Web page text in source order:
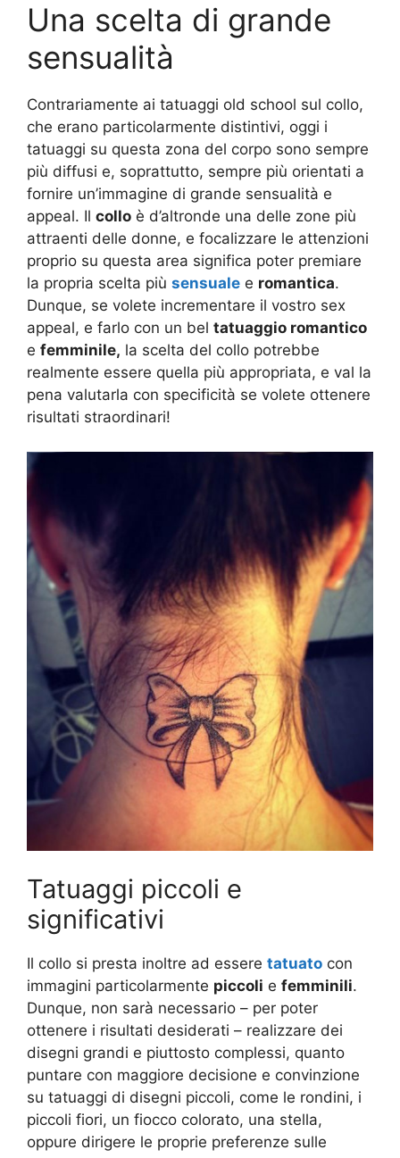
Una scelta di grande
sensualità
Contrariamente ai tatuaggi old school sul collo,
che erano particolarmente distintivi, oggi i
tatuaggi su questa zona del corpo sono sempre
più diffusi e, soprattutto, sempre più orientati a
fornire un’immagine di grande sensualità e
appeal. Il collo è d’altronde una delle zone più
attraenti delle donne, e focalizzare le attenzioni
proprio su questa area significa poter premiare
la propria scelta più sensuale e romantica.
Dunque, se volete incrementare il vostro sex
appeal, e farlo con un bel tatuaggio romantico
e femminile, la scelta del collo potrebbe
realmente essere quella più appropriata, e val la
pena valutarla con specificità se volete ottenere
risultati straordinari!
Tatuaggi piccoli e
significativi
Il collo si presta inoltre ad essere tatuato con
immagini particolarmente piccoli e femminili.
Dunque, non sarà necessario – per poter
ottenere i risultati desiderati – realizzare dei
disegni grandi e piuttosto complessi, quanto
puntare con maggiore decisione e convinzione
su tatuaggi di disegni piccoli, come le rondini, i
piccoli fiori, un fiocco colorato, una stella,
oppure dirigere le proprie preferenze sulle